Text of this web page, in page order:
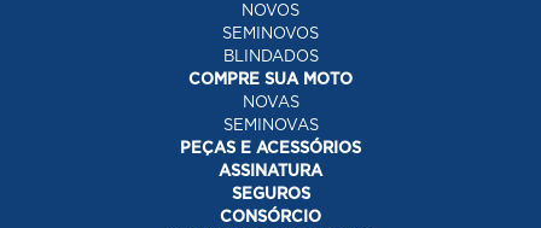
NOVOS
SEMINOVOS
BLINDADOS
COMPRE SUA MOTO
NOVAS
SEMINOVAS
PEÇAS E ACESSÓRIOS
ASSINATURA
SEGUROS
CONSÓRCIO